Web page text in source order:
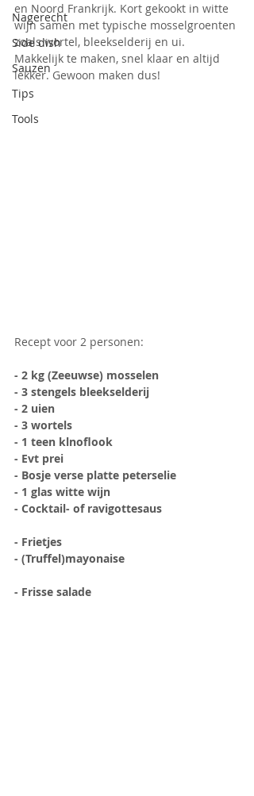
Nagerecht
Side dish
Sauzen
Tips
Tools
en Noord Frankrijk. Kort gekookt in witte
wijn samen met typische mosselgroenten
zoals wortel, bleekselderij en ui.
Makkelijk te maken, snel klaar en altijd
lekker. Gewoon maken dus!
Recept voor 2 personen:
- 2 kg (Zeeuwse) mosselen
- 3 stengels bleekselderij
- 2 uien
- 3 wortels
- 1 teen klnoflook
- Evt prei
- Bosje verse platte peterselie
- 1 glas witte wijn
- Cocktail- of ravigottesaus
- Frietjes
- (Truffel)mayonaise
- Frisse salade